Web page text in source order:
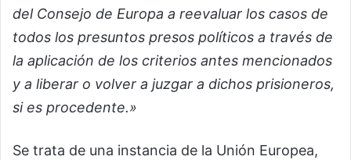
del Consejo de Europa a reevaluar los casos de
todos los presuntos presos políticos a través de
la aplicación de los criterios antes mencionados
y a liberar o volver a juzgar a dichos prisioneros,
si es procedente.»
Se trata de una instancia de la Unión Europea,